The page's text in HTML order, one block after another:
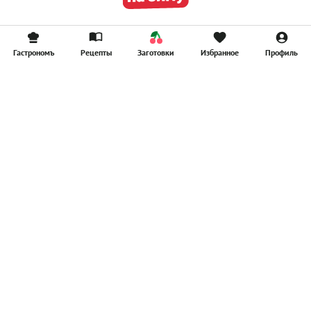
Гастрономъ Рецепты Заготовки Избранное Профиль